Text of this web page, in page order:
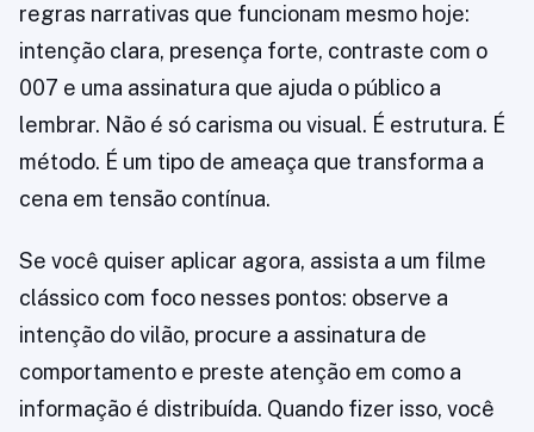
regras narrativas que funcionam mesmo hoje:
intenção clara, presença forte, contraste com o
007 e uma assinatura que ajuda o público a
lembrar. Não é só carisma ou visual. É estrutura. É
método. É um tipo de ameaça que transforma a
cena em tensão contínua.
Se você quiser aplicar agora, assista a um filme
clássico com foco nesses pontos: observe a
intenção do vilão, procure a assinatura de
comportamento e preste atenção em como a
informação é distribuída. Quando fizer isso, você